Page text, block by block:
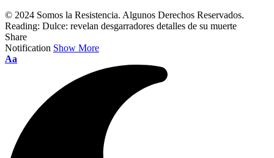
© 2024 Somos la Resistencia. Algunos Derechos Reservados.
Reading: Dulce: revelan desgarradores detalles de su muerte
Share
Notification Show More
Font
Aa